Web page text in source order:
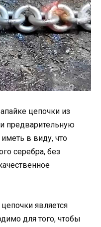
цепочки из
предварительную
в виду, что
серебра, без
является
для того, чтобы